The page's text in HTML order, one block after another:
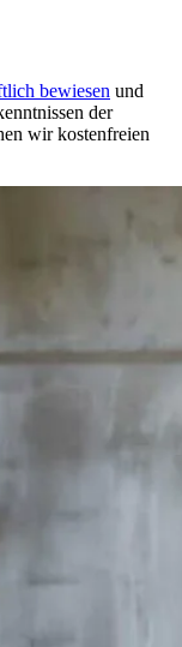
bewiesen und
der
wir kostenfreien